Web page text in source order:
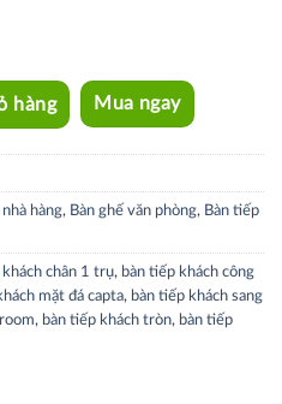
hàng Mua ngay
hàng, Bàn ghế văn phòng, Bàn tiếp
khách chân 1 trụ, bàn tiếp khách công
mặt đá capta, bàn tiếp khách sang
, bàn tiếp khách tròn, bàn tiếp